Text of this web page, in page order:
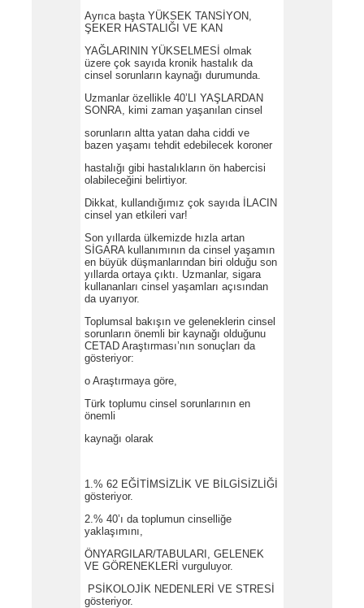
Ayrıca başta YÜKSEK TANSİYON,
ŞEKER HASTALIĞI VE KAN
YAĞLARININ YÜKSELMESİ olmak
üzere çok sayıda kronik hastalık da
cinsel sorunların kaynağı durumunda.
Uzmanlar özellikle 40’LI YAŞLARDAN
SONRA, kimi zaman yaşanılan cinsel
sorunların altta yatan daha ciddi ve
bazen yaşamı tehdit edebilecek koroner
hastalığı gibi hastalıkların ön habercisi
olabileceğini belirtiyor.
Dikkat, kullandığımız çok sayıda İLACIN
cinsel yan etkileri var!
Son yıllarda ülkemizde hızla artan
SİGARA kullanımının da cinsel yaşamın
en büyük düşmanlarından biri olduğu son
yıllarda ortaya çıktı. Uzmanlar, sigara
kullananları cinsel yaşamları açısından
da uyarıyor.
Toplumsal bakışın ve geleneklerin cinsel
sorunların önemli bir kaynağı olduğunu
CETAD Araştırması’nın sonuçları da
gösteriyor:
o Araştırmaya göre,
Türk toplumu cinsel sorunlarının en
önemli
kaynağı olarak
1.% 62 EĞİTİMSİZLİK VE BİLGİSİZLİĞİ
gösteriyor.
2.% 40’ı da toplumun cinselliğe
yaklaşımını,
ÖNYARGILAR/TABULARI, GELENEK
VE GÖRENEKLERİ vurguluyor.
PSİKOLOJİK NEDENLERİ VE STRESİ
gösteriyor.